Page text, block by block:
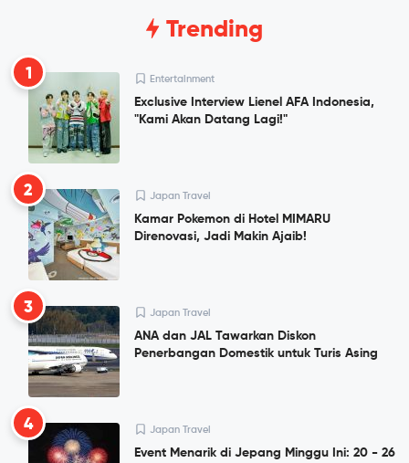
Trending
1 Entertainment
Exclusive Interview Lienel AFA Indonesia,
"Kami Akan Datang Lagi!"
2 Japan Travel
Kamar Pokemon di Hotel MIMARU
Direnovasi, Jadi Makin Ajaib!
3 Japan Travel
ANA dan JAL Tawarkan Diskon
Penerbangan Domestik untuk Turis Asing
4 Japan Travel
Event Menarik di Jepang Minggu Ini: 20 - 26